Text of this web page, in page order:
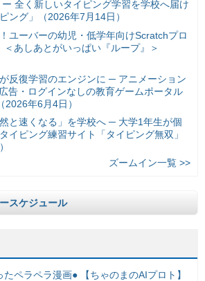
全く新しいタイピング学習を学校へ届け
ング」（2026年7月14日）
ユーバーの幼児・低学年向けScratchプロ
あしあとがいっぱい『ループ』＞
が反復学習のエンジンに ─ アニメーション
告・ログインなしの教育ゲームポータル
2026年6月4日）
然と速くなる」を学校へ ─ 大学1年生が個
イピング練習サイト「タイピング無双」
ズームイン一覧 >>
スケジュール
ペラペラ漫画● 【ちゃのまのAIプロト】